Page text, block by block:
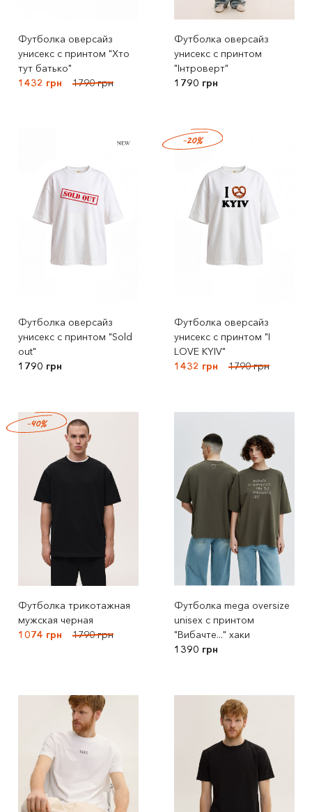
Футболка оверсайз
унисекс с принтом "Хто
тут батько"
1432 грн
1790 грн
Футболка оверсайз
унисекс с принтом
"Інтроверт"
1790 грн
Футболка оверсайз
унисекс с принтом "Sold
out"
1790 грн
Футболка оверсайз
унисекс с принтом "I
LOVE KYIV"
1432 грн
1790 грн
-20%
Футболка трикотажная
мужская черная
1074 грн
1790 грн
-40%
Футболка mega oversize
unisex с принтом
"Вибачте..." хаки
1390 грн